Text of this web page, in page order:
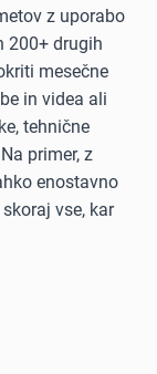
z uporabo
200+ drugih
mesečne
in videa ali
tehnične
primer, z
enostavno
vse, kar